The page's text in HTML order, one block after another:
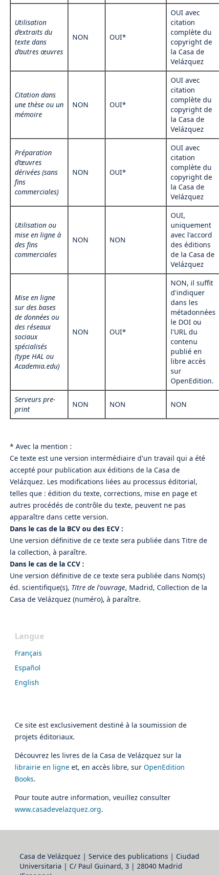
Utilisation
d’extraits du
texte dans
d’autres œuvres
NON OUI*
OUI avec
citation
complète du
copyright de
la Casa de
Velázquez
Citation dans
une thèse ou un
mémoire
NON OUI*
OUI avec
citation
complète du
copyright de
la Casa de
Velázquez
Préparation
d’œuvres
dérivées (sans
fins
commerciales)
NON OUI*
OUI avec
citation
complète du
copyright de
la Casa de
Velázquez
Utilisation ou
mise en ligne à
des fins
commerciales
NON NON
OUI,
uniquement
avec l'accord
des éditions
de la Casa de
Velázquez
Mise en ligne
sur des bases
de données ou
des réseaux
sociaux
spécialisés
(type HAL ou
Academia.edu)
NON OUI*
NON, il suffit
d'indiquer
dans les
métadonnées
le DOI ou
l'URL du
contenu
publié en
libre accès
sur
OpenEdition.
Serveurs pre-
print
NON NON NON
* Avec la mention :
Ce texte est une version intermédiaire d'un travail qui a été
accepté pour publication aux éditions de la Casa de
Velázquez. Les modifications liées au processus éditorial,
telles que : édition du texte, corrections, mise en page et
autres procédés de contrôle du texte, peuvent ne pas
apparaître dans cette version.
Dans le cas de la BCV ou des ECV :
Une version définitive de ce texte sera publiée dans Titre de
la collection, à paraître.
Dans le cas de la CCV :
Une version définitive de ce texte sera publiée dans Nom(s)
éd. scientifique(s), Titre de l'ouvrage, Madrid, Collection de la
Casa de Velázquez (numéro), à paraître.
Langue
Français
Español
English
Ce site est exclusivement destiné à la soumission de
projets éditoriaux.
Découvrez les livres de la Casa de Velázquez sur la
librairie en ligne et, en accès libre, sur OpenEdition
Books.
Pour toute autre information, veuillez consulter
www.casadevelazquez.org.
Casa de Velázquez | Service des publications | Ciudad
Universitaria | C/ Paul Guinard, 3 | 28040 Madrid